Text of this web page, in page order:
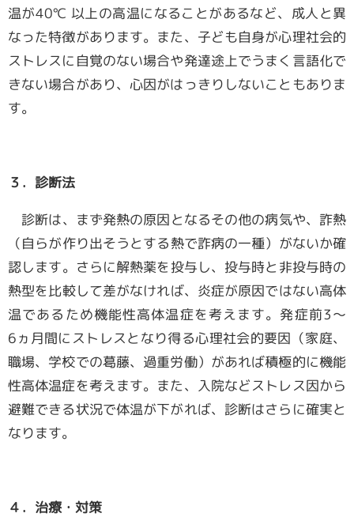
温が40℃ 以上の高温になることがあるなど、成人と異
なった特徴があります。また、子ども自身が心理社会的
ストレスに自覚のない場合や発達途上でうまく言語化で
きない場合があり、心因がはっきりしないこともありま
す。
３．診断法
診断は、まず発熱の原因となるその他の病気や、詐熱
（自らが作り出そうとする熱で詐病の一種）がないか確
認します。さらに解熱薬を投与し、投与時と非投与時の
熱型を比較して差がなければ、炎症が原因ではない高体
温であるため機能性高体温症を考えます。発症前3～
6ヵ月間にストレスとなり得る心理社会的要因（家庭、
職場、学校での葛藤、過重労働）があれば積極的に機能
性高体温症を考えます。また、入院などストレス因から
避難できる状況で体温が下がれば、診断はさらに確実と
なります。
４．治療・対策